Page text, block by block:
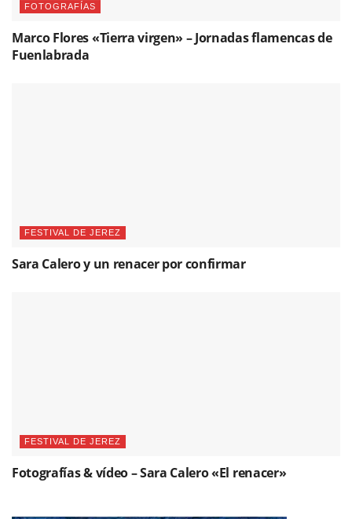
FOTOGRAFÍAS
Marco Flores «Tierra virgen» – Jornadas flamencas de
Fuenlabrada
FESTIVAL DE JEREZ
Sara Calero y un renacer por confirmar
FESTIVAL DE JEREZ
Fotografías & vídeo – Sara Calero «El renacer»